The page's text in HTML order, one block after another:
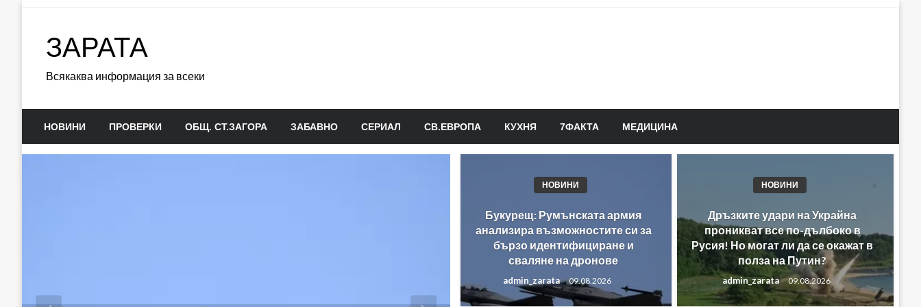
ЗАРАТА
Всякаква информация за всеки
НОВИНИ ПРОВЕРКИ ОБЩ. СТ.ЗАГОРА ЗАБАВНО СЕРИАЛ СВ.ЕВРОПА КУХНЯ 7ФАКТА МЕДИЦИНА
НОВИНИ
Букурещ: Румънската армия
анализира възможностите си за
бързо идентифициране и
сваляне на дронове
admin_zarata 09.08.2026
НОВИНИ
Дръзките удари на Украйна
проникват все по-дълбоко в
Русия! Но могат ли да се окажат в
полза на Путин?
admin_zarata 09.08.2026